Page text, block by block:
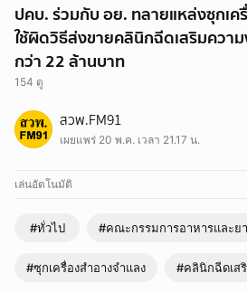
ปคบ. ร่วมกับ อย. ทลายแหล่งซุกเค
ใช้ผิดวิธีส่งขายคลินิกฉีดเสริมควา
กว่า 22 ล้านบาท
154 ดู
วันที่ 20 พฤษภาคม พล.ต.ท.ณัฐศักดิ์ เชาวนา
กฤช เลิศสิทธิกุล ผบก.ปคบ. พ.ต.อ.วีระพงษ์ ค
กับ สำนักงานคณะกรรมการอาหารและยา (อ
บอน เขตบางบอน กทม., สถานที่เก็บผลิตภัณ
นวมินทร์ เขตบึงกุ่ม กทม. และสถานที่นำเข้า
ผลิตภัณฑ์เครื่องสำอาง ยาไม่มีทะเบียน เครื่อ
https://www.fm91bkk.com/newsarticle/
สวพ.FM91
เผยแพร่ 20 พ.ค. เวลา 21.17 น.
เล่นอัตโนมัติ
#ทั่วไป #คณะกรรมการอาหารและยา
#ซุกเครื่องสำอางจำแลง #คลินิกฉีดเส